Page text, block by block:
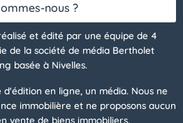
nous ?
et édité par une équipe de 4
de la société de média Bertholet
basée à Nivelles.
d'édition en ligne, un média. Nous ne
immobilière et ne proposons aucun
vente de biens immobiliers.